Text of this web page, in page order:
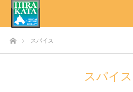
ホームスパイス
スパイス